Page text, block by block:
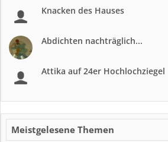
Knacken des Hauses
Abdichten nachträglich...
Attika auf 24er Hochlochziegel
Meistgelesene Themen